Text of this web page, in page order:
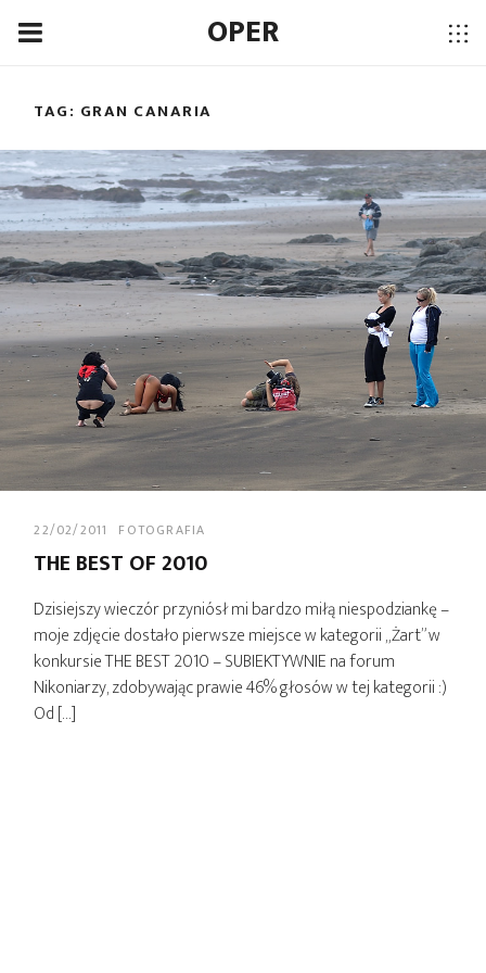
OPER
TAG: GRAN CANARIA
22/02/2011 FOTOGRAFIA
THE BEST OF 2010
Dzisiejszy wieczór przyniósł mi bardzo miłą niespodziankę –
moje zdjęcie dostało pierwsze miejsce w kategorii „Żart” w
konkursie THE BEST 2010 – SUBIEKTYWNIE na forum
Nikoniarzy, zdobywając prawie 46% głosów w tej kategorii :)
Od […]